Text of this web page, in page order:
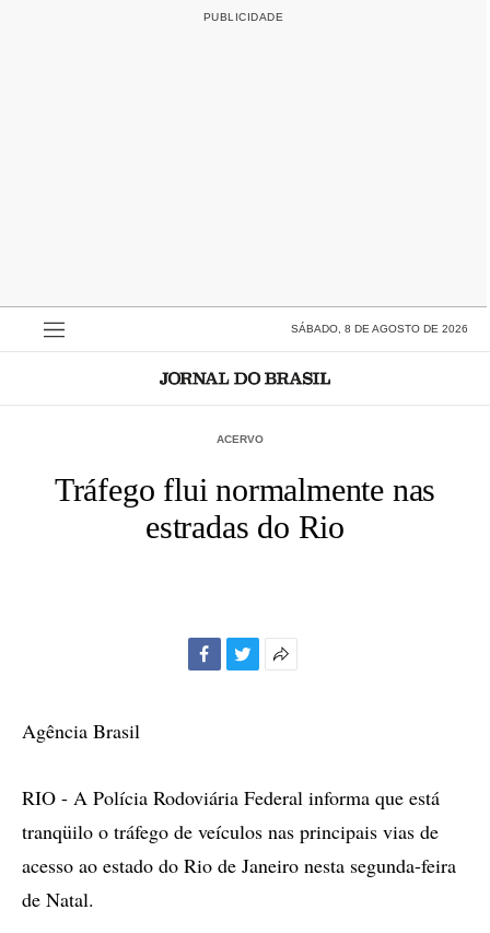
SÁBADO, 8 DE AGOSTO DE 2026
ACERVO
Tráfego flui normalmente nas
estradas do Rio
Agência Brasil
RIO - A Polícia Rodoviária Federal informa que está
tranqüilo o tráfego de veículos nas principais vias de
acesso ao estado do Rio de Janeiro nesta segunda-feira
de Natal.